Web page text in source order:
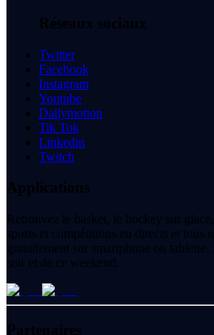
Réseaux sociaux
Twitter
Facebook
Instagram
Youtube
Dailymotion
Tik Tok
Linkedin
Twitch
Applications
Retrouvez le basket, le hockey sur
sports et compétitions en directs et tous
gratuitement sur smartphone ou
soir et de ce weekend.
Partenaires